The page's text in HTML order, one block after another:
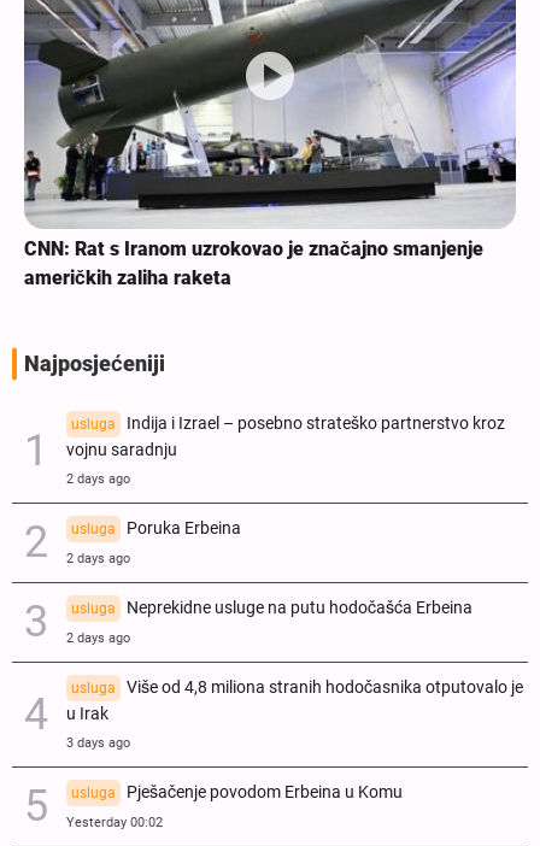
CNN: Rat s Iranom uzrokovao je značajno smanjenje
američkih zaliha raketa
Najposjećeniji
usluga
Indija i Izrael – posebno strateško partnerstvo kroz
vojnu saradnju
2 days ago
usluga Poruka Erbeina
2 days ago
usluga Neprekidne usluge na putu hodočašća Erbeina
2 days ago
usluga
Više od 4,8 miliona stranih hodočasnika otputovalo je
u Irak
3 days ago
usluga Pješačenje povodom Erbeina u Komu
Yesterday 00:02